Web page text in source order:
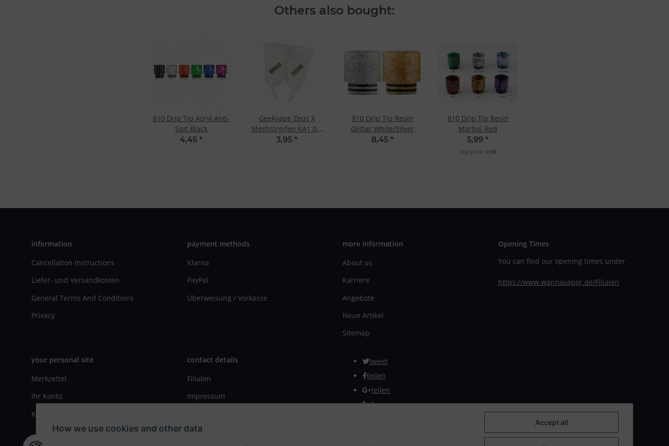
Others also bought:
810 Drip Tip Acryl Anti-
Spit Black
4,45 *
Geekvape Zeus X
Meshstreifen KA1 0.2
Ohm
3,95 *
810 Drip Tip Resin
Glitter White/Silver
8,45 *
810 Drip Tip Resin
Marbel Red
5,99 *
Old price: 7,95
information
Cancellation Instructions
Liefer- und Versandkosten
General Terms And Conditions
Privacy
payment methods
Klarna
PayPal
Überweisung / Vorkasse
more information
About us
Karriere
Angebote
Neue Artikel
Sitemap
Opening Times
You can find our opening times under
https://www.wannavapor.de/Filialen
your personal site
Merkzettel
Ihr Konto
Kasse
contact details
Filialen
Impressum
tweet
teilen
teilen
Info
How we use cookies and other data
Accept all